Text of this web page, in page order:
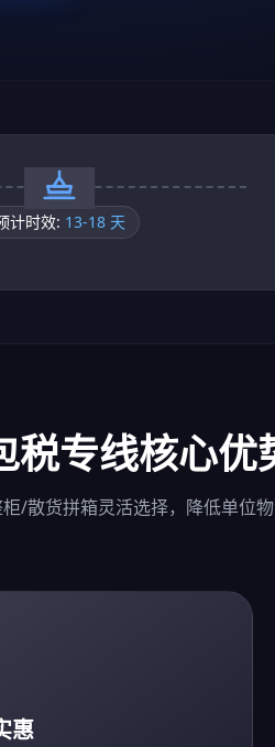
计时效: 13-18 天
税专线核心优
/散货拼箱灵活选择，降低单位物
惠